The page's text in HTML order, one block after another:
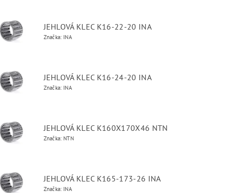
JEHLOVÁ KLEC K16-22-20 INA
Značka: INA
JEHLOVÁ KLEC K16-24-20 INA
Značka: INA
JEHLOVÁ KLEC K160X170X46 NTN
Značka: NTN
JEHLOVÁ KLEC K165-173-26 INA
Značka: INA